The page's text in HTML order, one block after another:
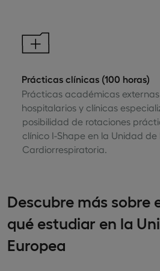
Prácticas clínicas (100 horas)
Prácticas académicas
hospitalarios y clínicas
posibilidad de rotaciones
clínico I-Shape en la Unidad de
Cardiorrespiratoria.
Descubre más sobre
qué estudiar en la
Europea